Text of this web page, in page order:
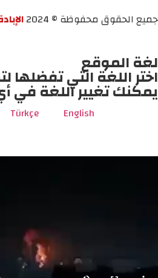
جميع الحقوق محفوظة © 2024
لغة الموقع
اختر اللغة التي
يمكنك تغيير اللغة في
English
Türkçe